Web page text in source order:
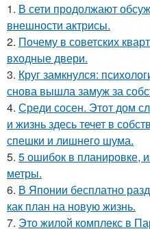
1. В сети продолжают
внешности актрисы.
2. Почему в советских
входные двери.
3. Круг замкнулся:
снова вышла замуж за
4. Среди сосен. Этот дом
и жизнь здесь течет в
спешки и лишнего шума.
5. 5 ошибок в планировке,
метры.
6. В Японии бесплатно
как план на новую жизнь.
7. Это жилой комплекс в